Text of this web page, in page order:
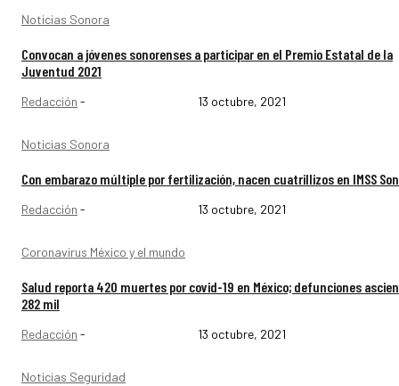
Noticias Sonora
Convocan a jóvenes sonorenses a participar en el Premio Estatal de la
Juventud 2021
Redacción - 13 octubre, 2021
Noticias Sonora
Con embarazo múltiple por fertilización, nacen cuatrillizos en IMSS
Redacción - 13 octubre, 2021
Coronavirus México y el mundo
Salud reporta 420 muertes por covid-19 en México; defunciones
282 mil
Redacción - 13 octubre, 2021
Noticias Seguridad